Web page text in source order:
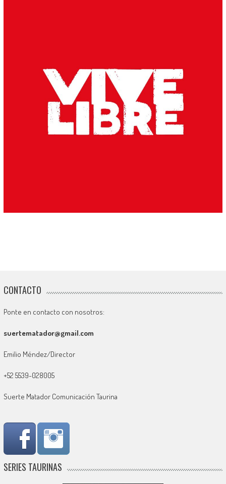
CONTACTO
Ponte en contacto con nosotros:
suertematador@gmail.com
Emilio Méndez/Director
+52 5539-028005
Suerte Matador Comunicación Taurina
SERIES TAURINAS